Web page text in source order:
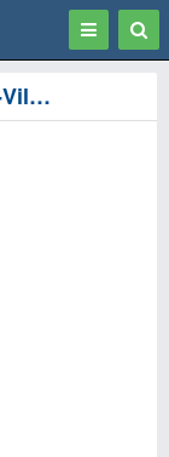
Toggle
Gaeland Ashling (SAS) - Hôtel-de-Ville, Paris